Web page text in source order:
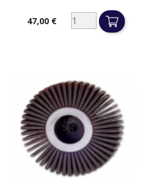
Prix47,00 €